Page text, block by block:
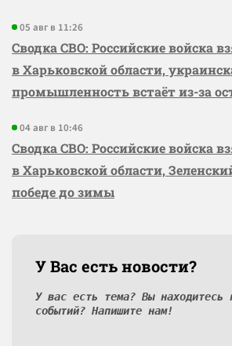
05 авг в 11:26
Сводка СВО: Российские войска
в Харьковской области,
промышленность встаёт из-за
04 авг в 10:46
Сводка СВО: Российские войска
в Харьковской области,
победе до зимы
У Вас есть новости?
У вас есть тема? Вы находитесь
событий? Напишите нам!